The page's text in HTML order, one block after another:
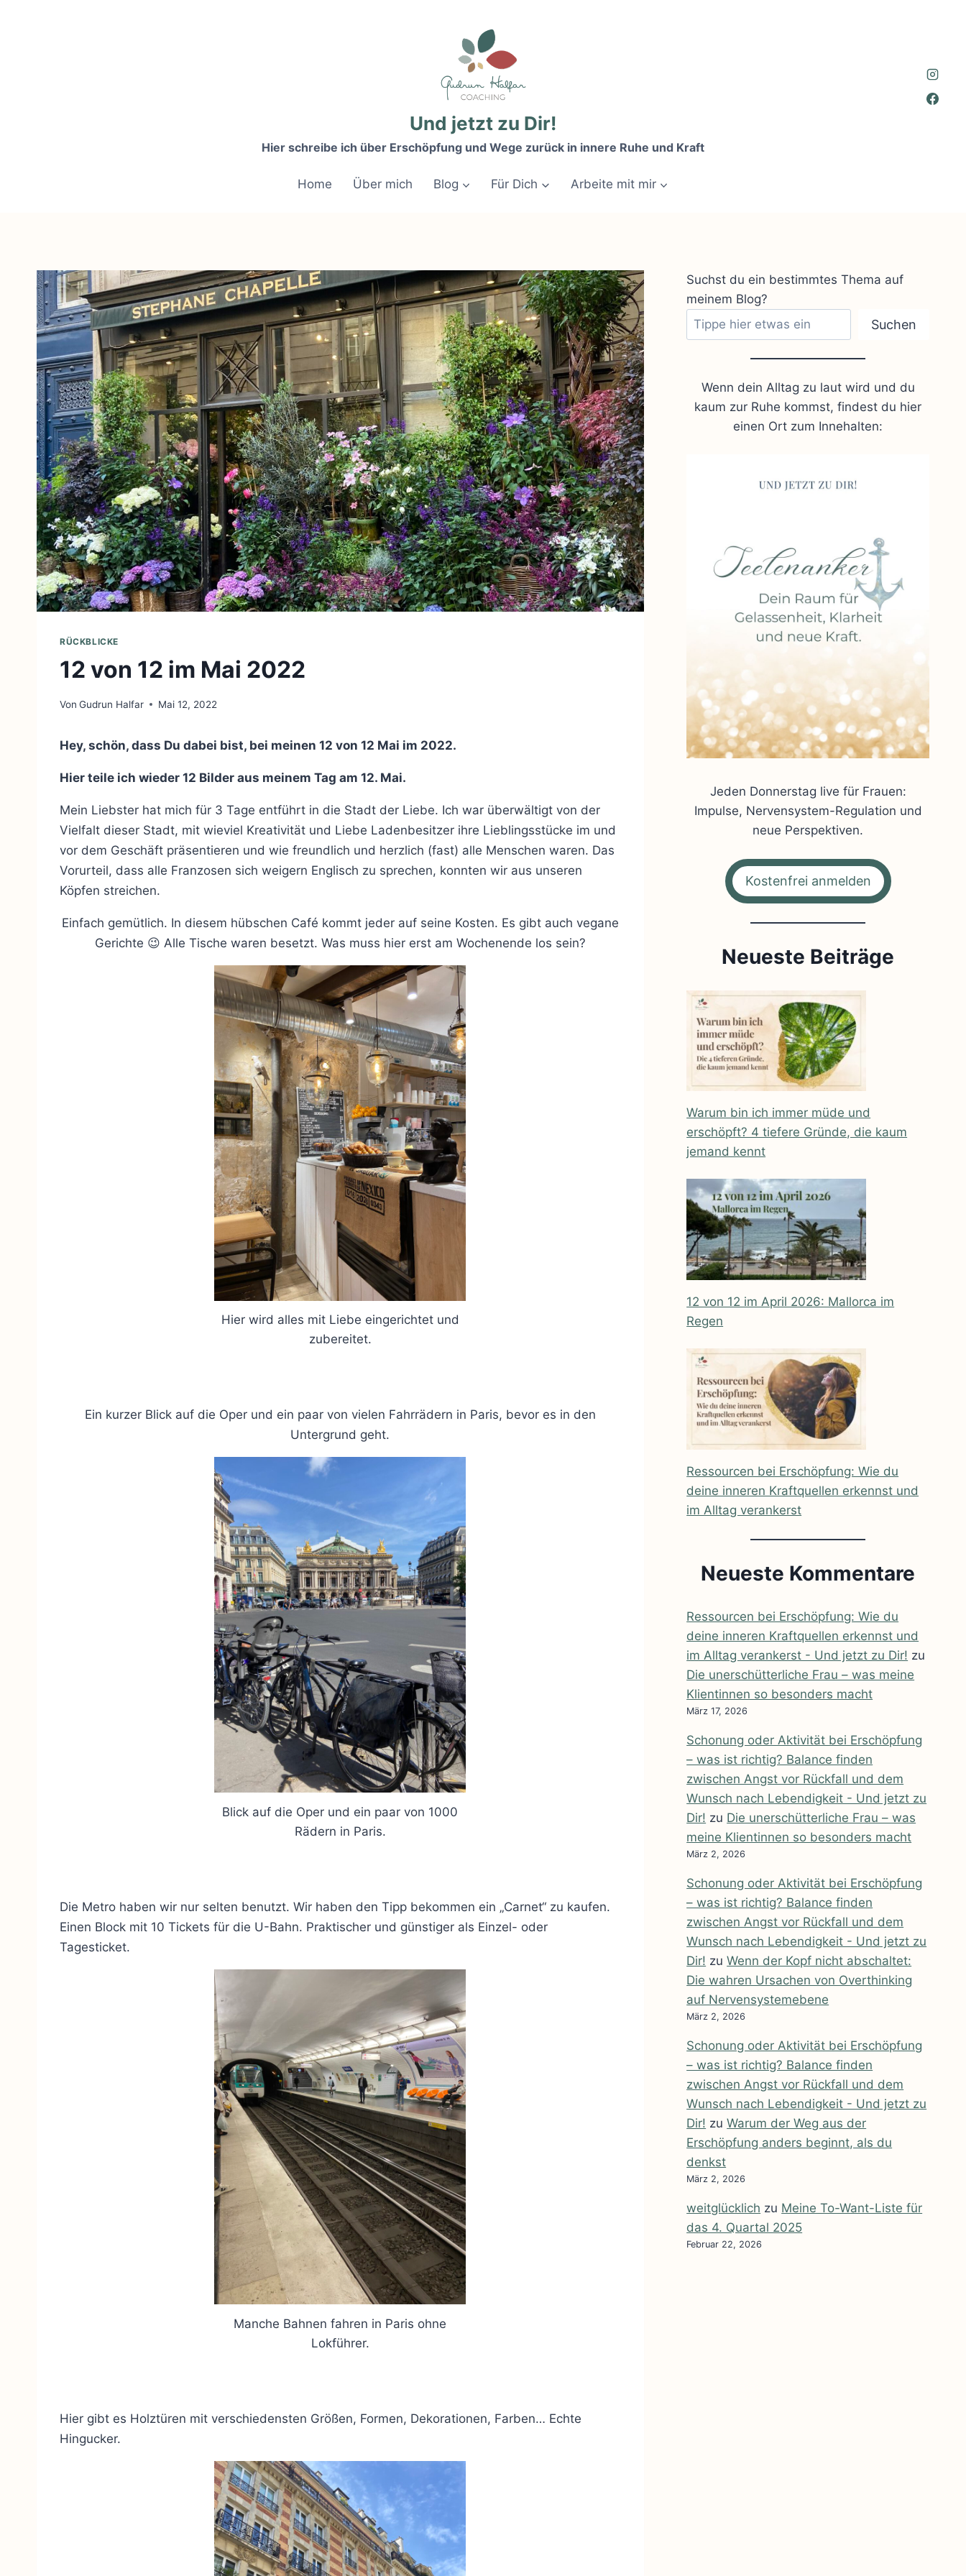
Und jetzt zu Dir!
Hier schreibe ich über Erschöpfung und Wege zurück in innere Ruhe und Kraft
Home Über mich Blog Für Dich Arbeite mit mir
RÜCKBLICKE
12 von 12 im Mai 2022
Von Gudrun Halfar Mai 12, 2022
Hey, schön, dass Du dabei bist, bei meinen 12 von 12 Mai im 2022.
Hier teile ich wieder 12 Bilder aus meinem Tag am 12. Mai.
Mein Liebster hat mich für 3 Tage entführt in die Stadt der Liebe. Ich war überwältigt von der
Vielfalt dieser Stadt, mit wieviel Kreativität und Liebe Ladenbesitzer ihre Lieblingsstücke im und
vor dem Geschäft präsentieren und wie freundlich und herzlich (fast) alle Menschen waren. Das
Vorurteil, dass alle Franzosen sich weigern Englisch zu sprechen, konnten wir aus unseren
Köpfen streichen.
Einfach gemütlich. In diesem hübschen Café kommt jeder auf seine Kosten. Es gibt auch vegane
Gerichte 😉 Alle Tische waren besetzt. Was muss hier erst am Wochenende los sein?
Hier wird alles mit Liebe eingerichtet und
zubereitet.
Ein kurzer Blick auf die Oper und ein paar von vielen Fahrrädern in Paris, bevor es in den
Untergrund geht.
Blick auf die Oper und ein paar von 1000
Rädern in Paris.
Die Metro haben wir nur selten benutzt. Wir haben den Tipp bekommen ein „Carnet“ zu kaufen.
Einen Block mit 10 Tickets für die U-Bahn. Praktischer und günstiger als Einzel- oder
Tagesticket.
Manche Bahnen fahren in Paris ohne
Lokführer.
Hier gibt es Holztüren mit verschiedensten Größen, Formen, Dekorationen, Farben… Echte
Hingucker.
Suchst du ein bestimmtes Thema auf
meinem Blog?
Suchen
Wenn dein Alltag zu laut wird und du
kaum zur Ruhe kommst, findest du hier
einen Ort zum Innehalten:
Jeden Donnerstag live für Frauen:
Impulse, Nervensystem-Regulation und
neue Perspektiven.
Kostenfrei anmelden
Neueste Beiträge
Warum bin ich immer müde und
erschöpft? 4 tiefere Gründe, die kaum
jemand kennt
12 von 12 im April 2026: Mallorca im
Regen
Ressourcen bei Erschöpfung: Wie du
deine inneren Kraftquellen erkennst und
im Alltag verankerst
Neueste Kommentare
Ressourcen bei Erschöpfung: Wie du
deine inneren Kraftquellen erkennst und
im Alltag verankerst - Und jetzt zu Dir! zu
Die unerschütterliche Frau – was meine
Klientinnen so besonders macht
März 17, 2026
Schonung oder Aktivität bei Erschöpfung
– was ist richtig? Balance finden
zwischen Angst vor Rückfall und dem
Wunsch nach Lebendigkeit - Und jetzt zu
Dir! zu Die unerschütterliche Frau – was
meine Klientinnen so besonders macht
März 2, 2026
Schonung oder Aktivität bei Erschöpfung
– was ist richtig? Balance finden
zwischen Angst vor Rückfall und dem
Wunsch nach Lebendigkeit - Und jetzt zu
Dir! zuWenn der Kopf nicht abschaltet:
Die wahren Ursachen von Overthinking
auf Nervensystemebene
März 2, 2026
Schonung oder Aktivität bei Erschöpfung
– was ist richtig? Balance finden
zwischen Angst vor Rückfall und dem
Wunsch nach Lebendigkeit - Und jetzt zu
Dir! zuWarum der Weg aus der
Erschöpfung anders beginnt, als du
denkst
März 2, 2026
weitglücklich zu Meine To-Want-Liste für
das 4. Quartal 2025
Februar 22, 2026